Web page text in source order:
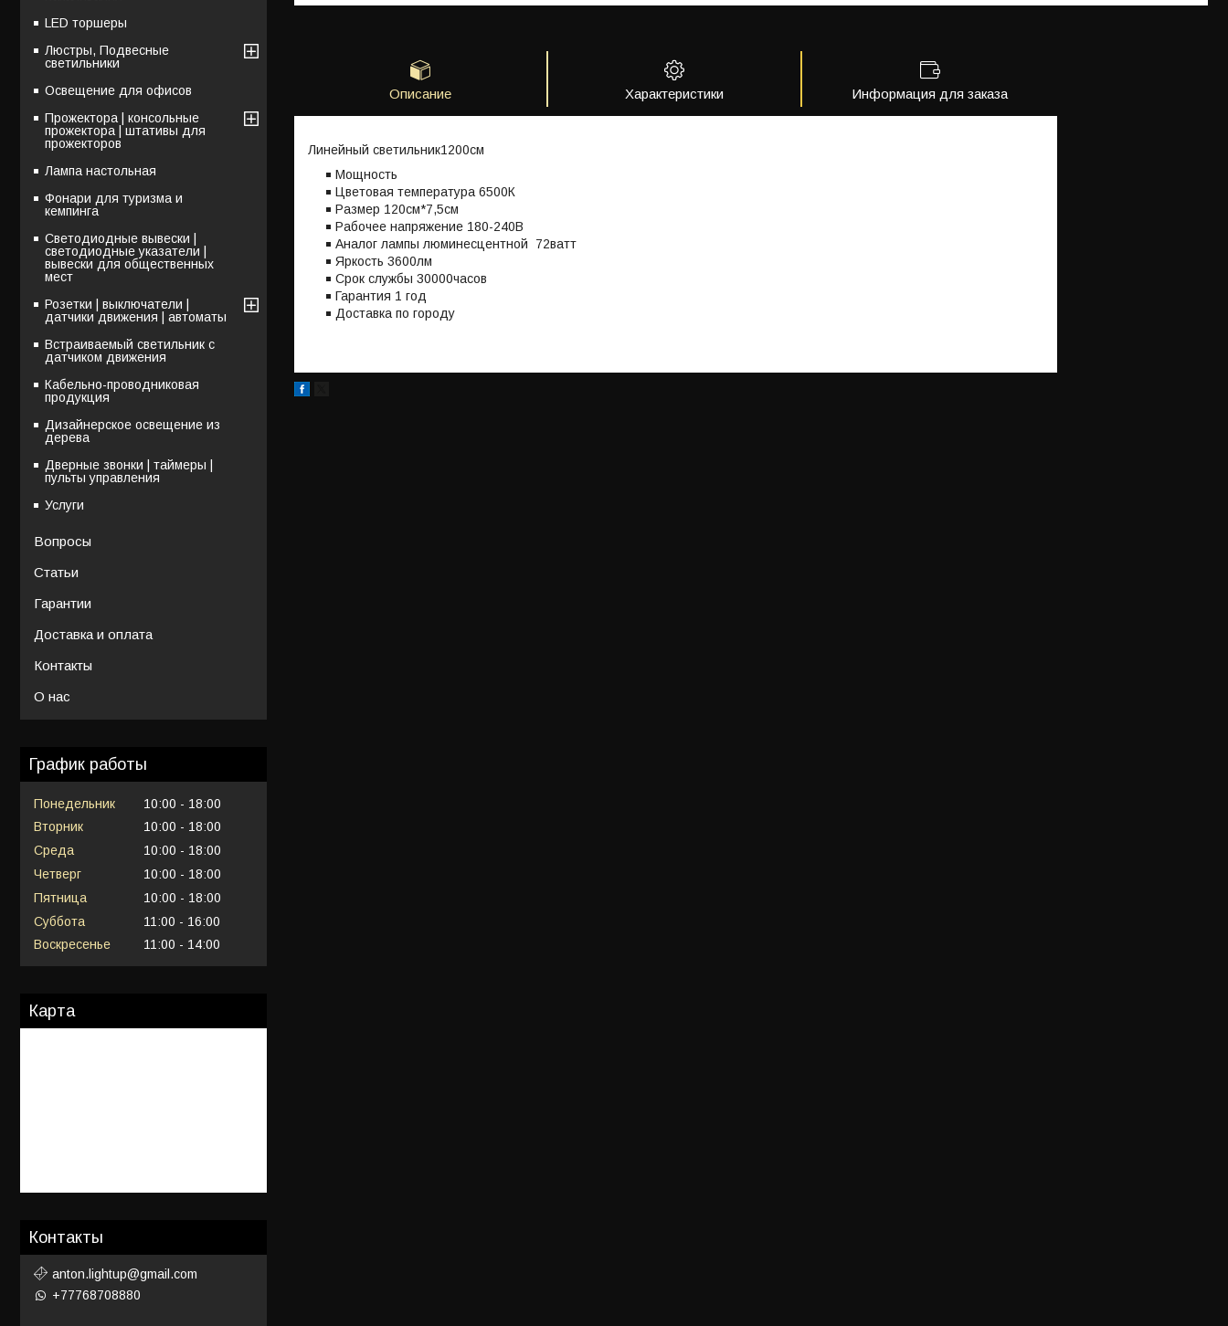
Описание Характеристики Информация для заказа
Линейный светильник1200см
Мощность
Цветовая температура 6500К
Размер 120см*7,5см
Рабочее напряжение 180-240В
Аналог лампы люминесцентной 72ватт
Яркость 3600лм
Срок службы 30000часов
Гарантия 1 год
Доставка по городу
LED торшеры
Люстры, Подвесные
светильники
Освещение для офисов
Прожектора | консольные
прожектора | штативы для
прожекторов
Лампа настольная
Фонари для туризма и
кемпинга
Светодиодные вывески |
светодиодные указатели |
вывески для общественных
мест
Розетки | выключатели |
датчики движения | автоматы
Встраиваемый светильник с
датчиком движения
Кабельно-проводниковая
продукция
Дизайнерское освещение из
дерева
Дверные звонки | таймеры |
пульты управления
Услуги
Вопросы
Статьи
Гарантии
Доставка и оплата
Контакты
О нас
График работы
Понедельник 10:00
18:00
Вторник
10:00
18:00
Среда
10:00
18:00
Четверг
10:00
18:00
Пятница
10:00
18:00
Суббота
11:00
16:00
Воскресенье
11:00 14:00
Карта
Контакты
anton.lightup@gmail.com
+77768708880